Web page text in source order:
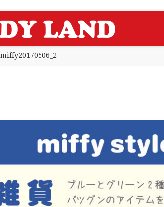
miffy20170506_2